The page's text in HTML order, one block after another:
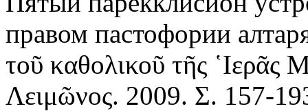
правом пастофории
τοῦ καθολικοῦ τῆς
Λειμῶνος. 2009. Σ. 157-